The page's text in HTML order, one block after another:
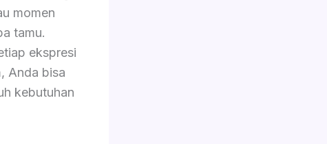
momen
tamu.
ekspresi
, Anda bisa
kebutuhan